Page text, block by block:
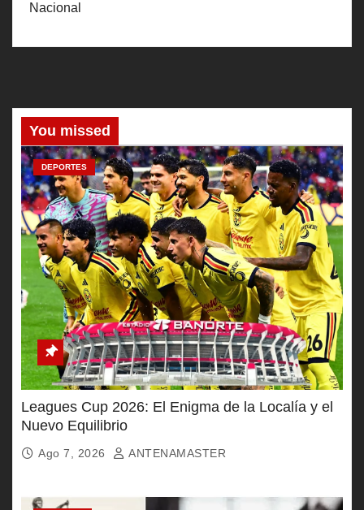
Nacional
You missed
DEPORTES
Leagues Cup 2026: El Enigma de la Localía y el
Nuevo Equilibrio
Ago 7, 2026 ANTENAMASTER